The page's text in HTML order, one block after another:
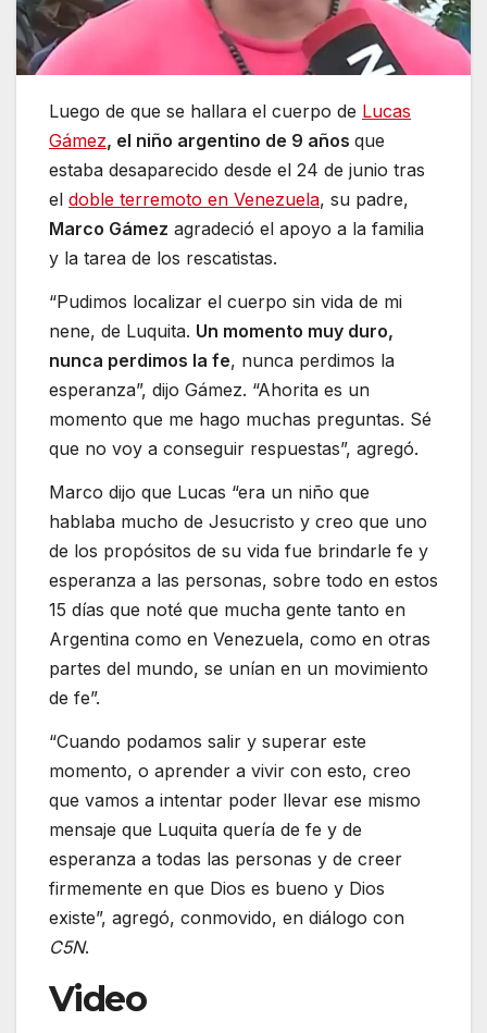
Luego de que se hallara el cuerpo de Lucas
Gámez, el niño argentino de 9 años que
estaba desaparecido desde el 24 de junio tras
el doble terremoto en Venezuela, su padre,
Marco Gámez agradeció el apoyo a la familia
y la tarea de los rescatistas.
“Pudimos localizar el cuerpo sin vida de mi
nene, de Luquita. Un momento muy duro,
nunca perdimos la fe, nunca perdimos la
esperanza”, dijo Gámez. “Ahorita es un
momento que me hago muchas preguntas. Sé
que no voy a conseguir respuestas”, agregó.
Marco dijo que Lucas “era un niño que
hablaba mucho de Jesucristo y creo que uno
de los propósitos de su vida fue brindarle fe y
esperanza a las personas, sobre todo en estos
15 días que noté que mucha gente tanto en
Argentina como en Venezuela, como en otras
partes del mundo, se unían en un movimiento
de fe”.
“Cuando podamos salir y superar este
momento, o aprender a vivir con esto, creo
que vamos a intentar poder llevar ese mismo
mensaje que Luquita quería de fe y de
esperanza a todas las personas y de creer
firmemente en que Dios es bueno y Dios
existe”, agregó, conmovido, en diálogo con
C5N.
Video